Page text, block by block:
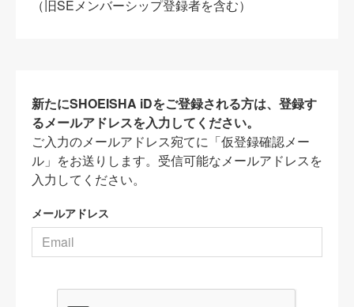
（旧SEメンバーシップ登録者を含む）
新たにSHOEISHA iDをご登録される方は、登録す
るメールアドレスを入力してください。
ご入力のメールアドレス宛てに「仮登録確認メー
ル」をお送りします。受信可能なメールアドレスを
入力してください。
メールアドレス